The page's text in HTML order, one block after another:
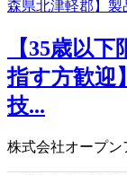
【35歳以
指す方歓迎
技...
株式会社オープ